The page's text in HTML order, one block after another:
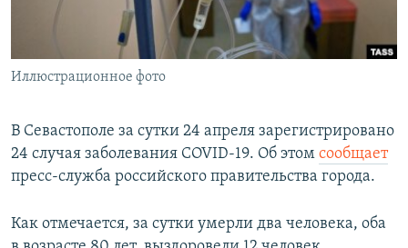
ПОБЕДИТЕЛЕЙ НЕ СУДЯТ?
КРЫМ.НЕПОКОРЕННЫЙ
ELIFBE
ПРИСОЕДИНЯЙТЕСЬ!
Все сайты RFE/RL
Иллюстрационное фото
В Севастополе за сутки 24 апреля зарегистрировано
24 случая заболевания COVID-19. Об этом сообщает
пресс-служба российского правительства города.
Как отмечается, за сутки умерли два человека, оба